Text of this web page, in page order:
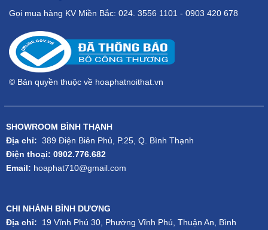
Gọi mua hàng KV Miền Bắc: 024. 3556 1101 - 0903 420 678
© Bản quyền thuộc về hoaphatnoithat.vn
SHOWROOM BÌNH THẠNH
Địa chỉ: 389 Điện Biên Phủ, P.25, Q. Bình Thạnh
Điện thoại: 0902.776.682
Email: hoaphat710@gmail.com
CHI NHÁNH BÌNH DƯƠNG
Địa chỉ: 19 Vĩnh Phú 30, Phường Vĩnh Phú, Thuận An, Bình